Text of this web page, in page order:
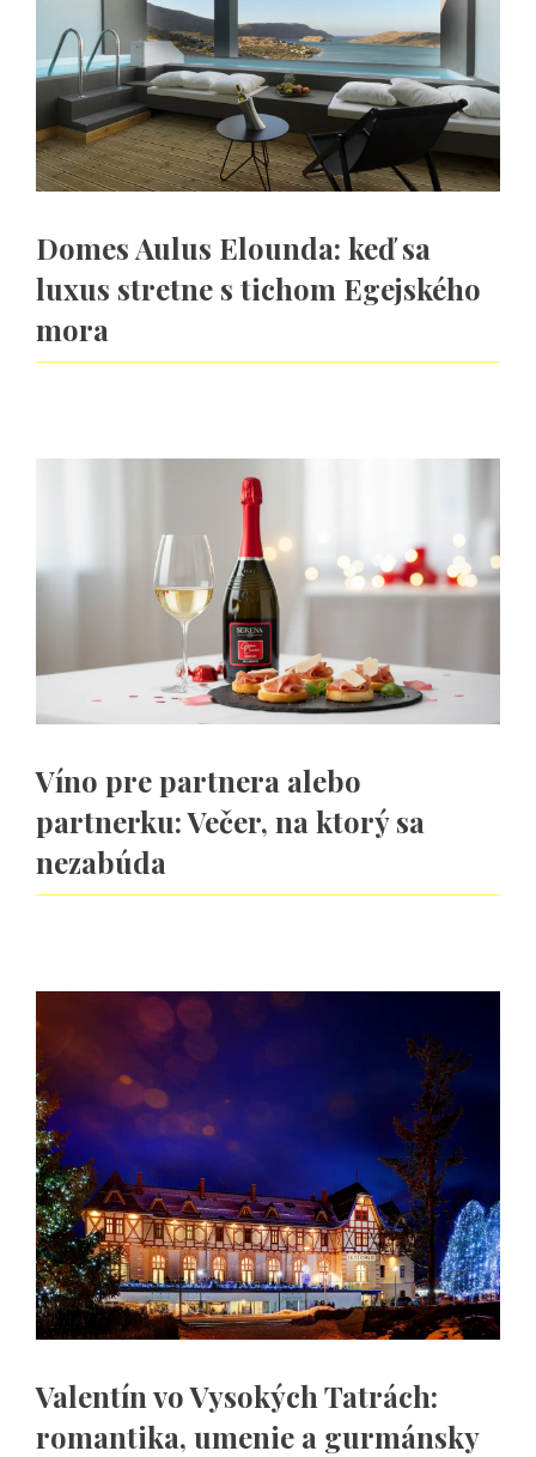
Domes Aulus Elounda: keď sa
luxus stretne s tichom Egejského
mora
Víno pre partnera alebo
partnerku: Večer, na ktorý sa
nezabúda
Valentín vo Vysokých Tatrách:
romantika, umenie a gurmánsky